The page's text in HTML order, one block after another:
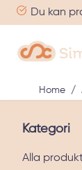
Skip to Content
Du kan
Home /
Kategori
Alla